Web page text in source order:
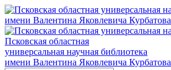
Псковская областная
универсальная научная библиотека
имени Валентина Яковлевича Курбатова